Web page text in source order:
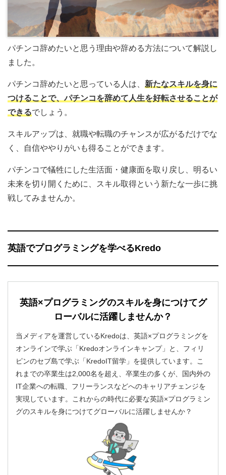
パチンコ辞めたいと思う理由や辞める方法について解説し
ました。
パチンコ辞めたいと思っている人は、 新たなスキルを身に
つけることで、パチンコを辞めて人生を好転させることが
できるでしょう。
スキルアップは、就職や転職のチャンスが広がるだけでな
く、自信ややりがいも得ることができます。
パチンコで犠牲にした生活面・健康面を取り戻し、明るい
未来を切り開くために、スキル取得という新たな一歩に挑
戦してみませんか。
英語でプログラミングを学べるKredo
英語×プログラミングのスキルを身につけてグ
ローバルに活躍しませんか？
当メディアを運営しているKredoは、英語×プログラミングを
オンラインで学ぶ「Kredoオンラインキャンプ」と、フィリ
ピンのセブ島で学ぶ「KredoIT留学」を提供しています。こ
れまでの卒業生は2,000名を超え、卒業生の多くが、国内外の
IT企業への転職、フリーランスなどへのキャリアチェンジを
実現しています。これからの時代に必要な英語×プログラミン
グのスキルを身につけてグローバルに活躍しませんか？